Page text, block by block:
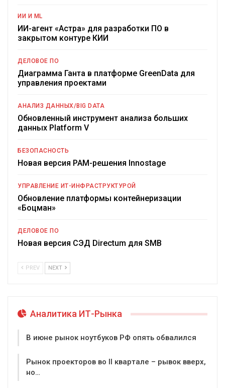
ИИ И ML
ИИ-агент «Астра» для разработки ПО в
закрытом контуре КИИ
ДЕЛОВОЕ ПО
Диаграмма Ганта в платформе GreenData для
управления проектами
АНАЛИЗ ДАННЫХ/BIG DATA
Обновленный инструмент анализа больших
данных Platform V
БЕЗОПАСНОСТЬ
Новая версия PAM-решения Innostage
УПРАВЛЕНИЕ ИТ-ИНФРАСТРУКТУРОЙ
Обновление платформы контейнеризации
«Боцман»
ДЕЛОВОЕ ПО
Новая версия СЭД Directum для SMB
PREV NEXT
Аналитика ИТ-Рынка
В июне рынок ноутбуков РФ опять обвалился
Рынок проекторов во II квартале – рывок вверх,
но…